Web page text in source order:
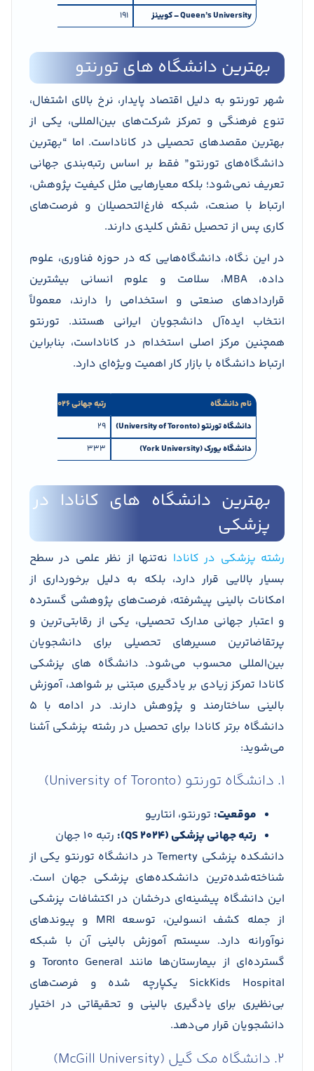
Queen’s University – کویینز ۱۹۱
بهترین دانشگاه های تورنتو
شهر تورنتو به دلیل اقتصاد پایدار، نرخ بالای اشتغال،
تنوع فرهنگی و تمرکز شرکت‌های بین‌المللی، یکی از
بهترین مقصدهای تحصیلی در کاناداست. اما “بهترین
دانشگاه‌های تورنتو” فقط بر اساس رتبه‌بندی جهانی
تعریف نمی‌شود؛ بلکه معیارهایی مثل کیفیت پژوهش،
ارتباط با صنعت، شبکه فارغ‌التحصیلان و فرصت‌های
کاری پس از تحصیل نقش کلیدی دارند.
در این نگاه، دانشگاه‌هایی که در حوزه فناوری، علوم
داده، MBA، سلامت و علوم انسانی بیشترین
قراردادهای صنعتی و استخدامی را دارند، معمولاً
انتخاب‌ ایده‌آل دانشجویان ایرانی هستند. تورنتو
همچنین مرکز اصلی استخدام در کاناداست، بنابراین
ارتباط دانشگاه با بازار کار اهمیت ویژه‌ای دارد.
نام دانشگاه رتبه جهانی
دانشگاه تورنتو(University of Toronto)
۲۹
دانشگاه یورک(York University) ۳۳۳
بهترین دانشگاه‌ های کانادا در
پزشکی
رشته پزشکی در کانادا نه‌تنها از نظر علمی در سطح
بسیار بالایی قرار دارد، بلکه به دلیل برخورداری از
امکانات بالینی پیشرفته، فرصت‌های پژوهشی گسترده
و اعتبار جهانی مدارک تحصیلی، یکی از رقابتی‌ترین و
پرتقاضاترین مسیرهای تحصیلی برای دانشجویان
بین‌المللی محسوب می‌شود. دانشگاه های پزشکی
کانادا تمرکز زیادی بر یادگیری مبتنی بر شواهد، آموزش
بالینی ساختارمند و پژوهش دارند. در ادامه با ۵
دانشگاه برتر کانادا برای تحصیل در رشته پزشکی آشنا
می‌شوید:
1. دانشگاه تورنتو (University of Toronto)
موقعیت: تورنتو، انتاریو
رتبه جهانی پزشکی (QS 2024):
رتبه 10 جهان
دانشکده پزشکی Temerty در دانشگاه تورنتو یکی از
شناخته‌شده‌ترین دانشکده‌های پزشکی جهان است.
این دانشگاه پیشینه‌ای درخشان در اکتشافات پزشکی
از جمله کشف انسولین، توسعه MRI و پیوندهای
نوآورانه دارد. سیستم آموزش بالینی آن با شبکه
گسترده‌ای از بیمارستان‌ها مانند Toronto General و
SickKids Hospital یکپارچه شده و فرصت‌های
بی‌نظیری برای یادگیری بالینی و تحقیقاتی در اختیار
دانشجویان قرار می‌دهد.
2. دانشگاه مک گیل (McGill University)